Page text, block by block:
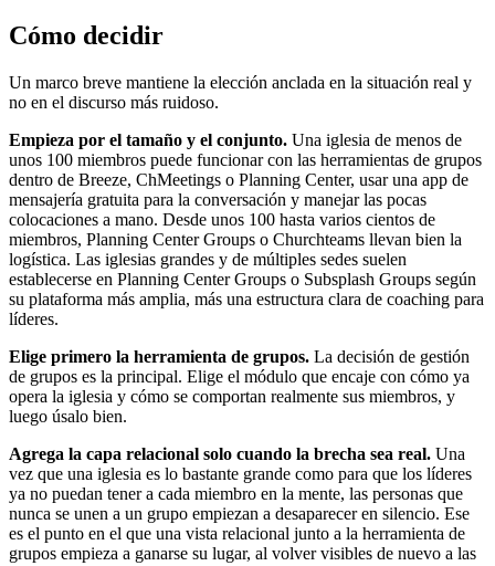
Cómo decidir
Un marco breve mantiene la elección anclada en la situación real y
no en el discurso más ruidoso.
Empieza por el tamaño y el conjunto. Una iglesia de menos de
unos 100 miembros puede funcionar con las herramientas de grupos
dentro de Breeze, ChMeetings o Planning Center, usar una app de
mensajería gratuita para la conversación y manejar las pocas
colocaciones a mano. Desde unos 100 hasta varios cientos de
miembros, Planning Center Groups o Churchteams llevan bien la
logística. Las iglesias grandes y de múltiples sedes suelen
establecerse en Planning Center Groups o Subsplash Groups según
su plataforma más amplia, más una estructura clara de coaching para
líderes.
Elige primero la herramienta de grupos. La decisión de gestión
de grupos es la principal. Elige el módulo que encaje con cómo ya
opera la iglesia y cómo se comportan realmente sus miembros, y
luego úsalo bien.
Agrega la capa relacional solo cuando la brecha sea real. Una
vez que una iglesia es lo bastante grande como para que los líderes
ya no puedan tener a cada miembro en la mente, las personas que
nunca se unen a un grupo empiezan a desaparecer en silencio. Ese
es el punto en el que una vista relacional junto a la herramienta de
grupos empieza a ganarse su lugar, al volver visibles de nuevo a las